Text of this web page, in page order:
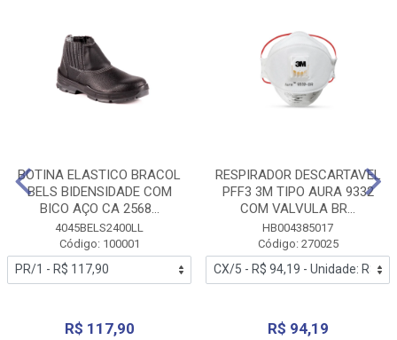
BOTINA ELASTICO BRACOL
BELS BIDENSIDADE COM
BICO AÇO CA 2568...
4045BELS2400LL
Código: 100001
R$ 117,90
RESPIRADOR DESCARTAVEL
PFF3 3M TIPO AURA 9332
COM VALVULA BR...
HB004385017
Código: 270025
R$ 94,19